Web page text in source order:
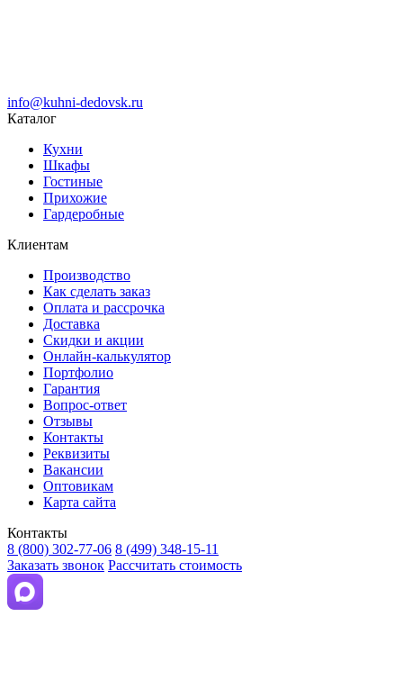
info@kuhni-dedovsk.ru
Каталог
Кухни
Шкафы
Гостиные
Прихожие
Гардеробные
Клиентам
Производство
Как сделать заказ
Оплата и рассрочка
Доставка
Скидки и акции
Онлайн-калькулятор
Портфолио
Гарантия
Вопрос-ответ
Отзывы
Контакты
Реквизиты
Вакансии
Оптовикам
Карта сайта
Контакты
8 (800) 302-77-06 8 (499) 348-15-11
Заказать звонок Рассчитать стоимость